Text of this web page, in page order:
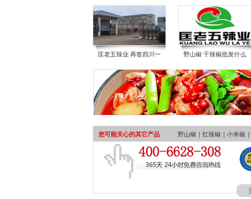
匡老五辣业 再签四川一 野山椒 干辣椒批发什么
您可能关心的其它产品 野山椒 红辣椒 小米椒